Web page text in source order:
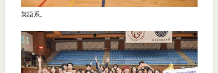
英語系。